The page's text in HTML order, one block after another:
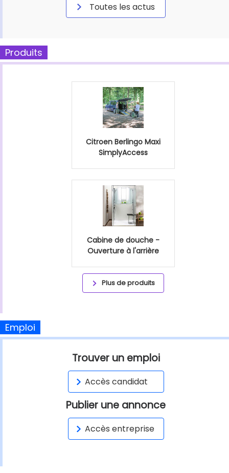
Toutes les actus
Produits
Citroen Berlingo Maxi
SimplyAccess
Cabine de douche -
Ouverture à l'arrière
Plus de produits
Emploi
Trouver un emploi
Accès candidat
Publier une annonce
Accès entreprise